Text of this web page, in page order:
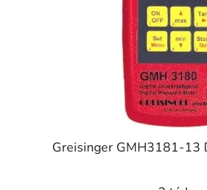
Greisinger GMH3181-13